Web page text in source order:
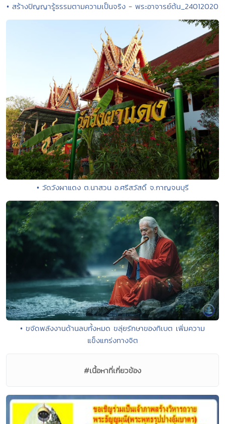
• สร้างปัญญารู้ธรรมตามความเป็นจริง - พระอาจารย์ต้น_24012020
• วัดวังผาแดง ต.นาสวน อ.ศรีสวัสดิ์ จ.กาญจนบุรี
• ขจัดพลังงานด้านลบทั้งหมด ขลุ่ยรักษาของทิเบต เพิ่มความ
แข็งแกร่งทางจิต
#เนื้อหาที่เกี่ยวข้อง